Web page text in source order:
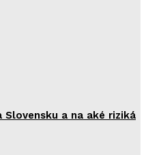
a na aké riziká